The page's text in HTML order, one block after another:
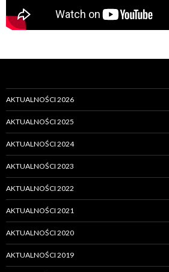
AKTUALNOŚCI 2026
AKTUALNOŚCI 2025
AKTUALNOŚCI 2024
AKTUALNOŚCI 2023
AKTUALNOŚCI 2022
AKTUALNOŚCI 2021
AKTUALNOŚCI 2020
AKTUALNOŚCI 2019